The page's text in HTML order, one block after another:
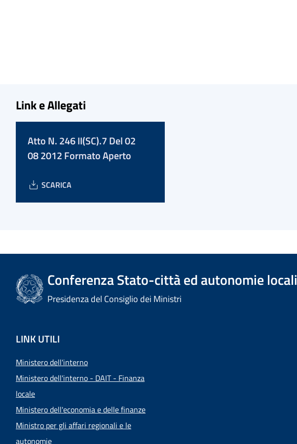
Link e Allegati
Atto N. 246 II(SC).7 Del 02
08 2012 Formato Aperto
SCARICA
Conferenza Stato-città ed autonomie locali
Presidenza del Consiglio dei Ministri
LINK UTILI
Ministero dell'interno
Ministero dell'interno - DAIT - Finanza
locale
Ministero dell'economia e delle finanze
Ministro per gli affari regionali e le
autonomie